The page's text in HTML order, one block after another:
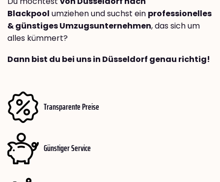
Blackpool umziehen und suchst ein professionelles
& günstiges Umzugsunternehmen, das sich um
alles kümmert?
Dann bist du bei uns in Düsseldorf genau richtig!
Transparente Preise
Günstiger Service